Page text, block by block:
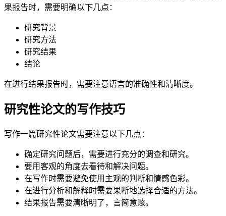
果报告时，需要明确以下几点：
研究背景
研究方法
研究结果
结论
在进行结果报告时，需要注意语言的准确性和清晰度。
研究性论文的写作技巧
写作一篇研究性论文需要注意以下几点：
确定研究问题后，需要进行充分的调查和研究。
要用客观的角度去看待和解决问题。
在写作时需要避免使用主观的判断和情感色彩。
在进行分析和解释时需要果断地选择合适的方法。
结果报告需要清晰明了，言简意赅。